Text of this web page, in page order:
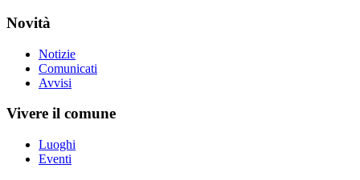
Novità
Notizie
Comunicati
Avvisi
Vivere il comune
Luoghi
Eventi